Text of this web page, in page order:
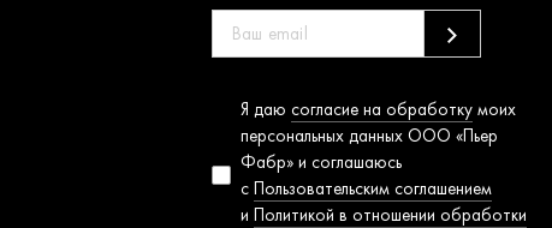
Согласие на
обработку
персональных
данных
Я даю согласие на обработку моих
персональных данных ООО «Пьер
Фабр» и соглашаюсь
с Пользовательским соглашением
и Политикой в отношении обработки